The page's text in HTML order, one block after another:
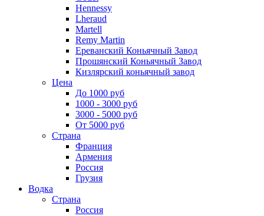
Hennessy
Lheraud
Martell
Remy Martin
Ереванский Коньячный Завод
Прошянский Коньячный Завод
Кизлярский коньячный завод
Цена
До 1000 руб
1000 - 3000 руб
3000 - 5000 руб
От 5000 руб
Страна
Франция
Армения
Россия
Грузия
Водка
Страна
Россия